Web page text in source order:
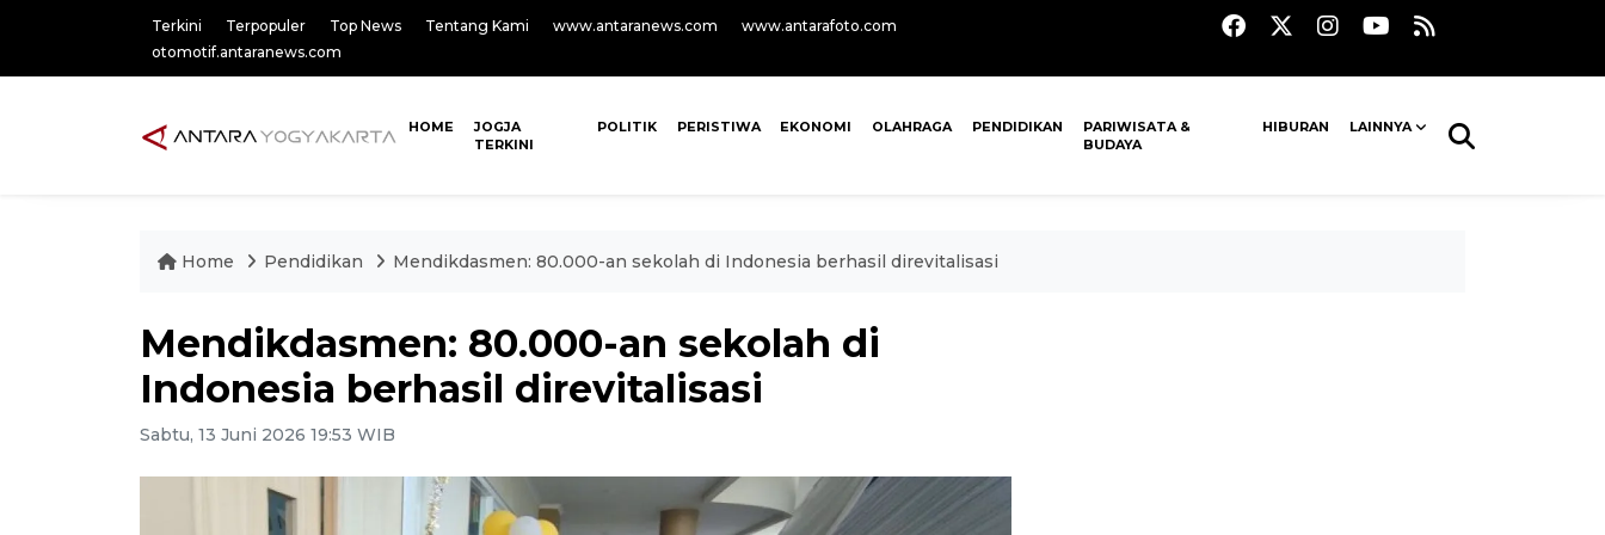
Terkini Terpopuler Top News Tentang Kami www.antaranews.com
www.antarafoto.com
otomotif.antaranews.com
HOME
JOGJA
TERKINI
POLITIK PERISTIWA EKONOMI OLAHRAGA PENDIDIKAN
PARIWISATA &
BUDAYA
HIBURAN LAINNYA
Home Pendidikan Mendikdasmen: 80.000-an sekolah di Indonesia berhasil direvitalisasi
Mendikdasmen: 80.000-an sekolah di
Indonesia berhasil direvitalisasi
Sabtu, 13 Juni 2026 19:53 WIB